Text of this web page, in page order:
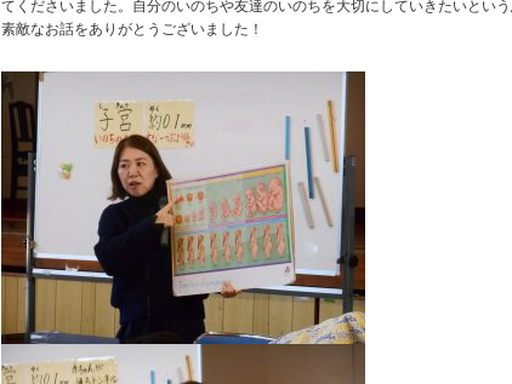
てくださいました。自分のいのちや友達のいのちを大切にしていきたいとい
素敵なお話をありがとうございました！